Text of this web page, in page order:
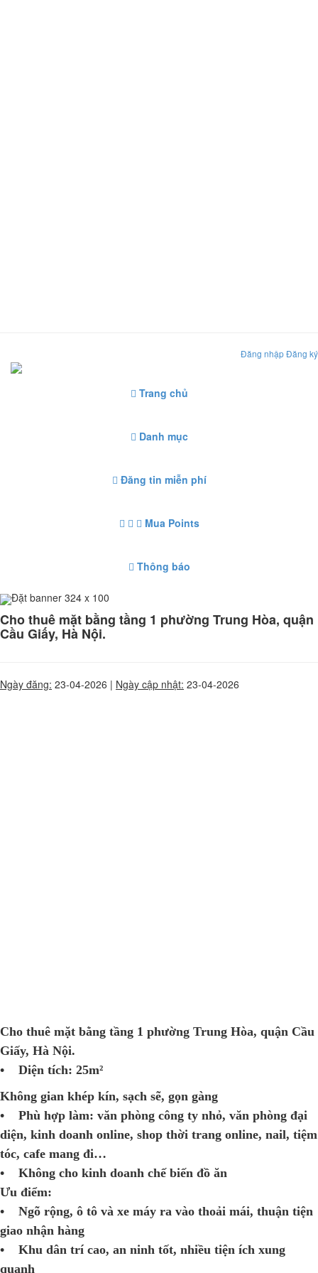
Đăng nhậpĐăng ký
Trang chủ
Danh mục
Đăng tin miễn phí
Mua Points
Thông báo
Đặt banner 324 x 100
Cho thuê mặt bằng tầng 1 phường Trung Hòa, quận
Cầu Giấy, Hà Nội.
Ngày đăng: 23-04-2026 | Ngày cập nhật: 23-04-2026
Cho thuê mặt bằng tầng 1 phường Trung Hòa, quận Cầu
Giấy, Hà Nội.
• Diện tích: 25m²
Không gian khép kín, sạch sẽ, gọn gàng
• Phù hợp làm: văn phòng công ty nhỏ, văn phòng đại
diện, kinh doanh online, shop thời trang online, nail, tiệm
tóc, cafe mang đi…
• Không cho kinh doanh chế biến đồ ăn
Ưu điểm:
• Ngõ rộng, ô tô và xe máy ra vào thoải mái, thuận tiện
giao nhận hàng
• Khu dân trí cao, an ninh tốt, nhiều tiện ích xung
quanh